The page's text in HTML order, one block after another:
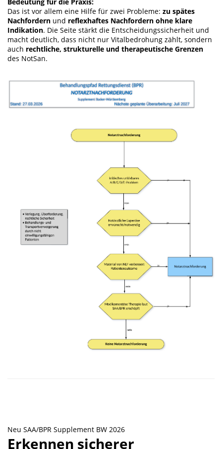
Das ist vor allem eine Hilfe für zwei Probleme: zu spätes
Nachfordern und reflexhaftes Nachfordern ohne klare
Indikation. Die Seite stärkt die Entscheidungssicherheit und
macht deutlich, dass nicht nur Vitalbedrohung zählt, sondern
auch rechtliche, strukturelle und therapeutische Grenzen
des NotSan.
Neu SAA/BPR Supplement BW 2026
Erkennen sicherer